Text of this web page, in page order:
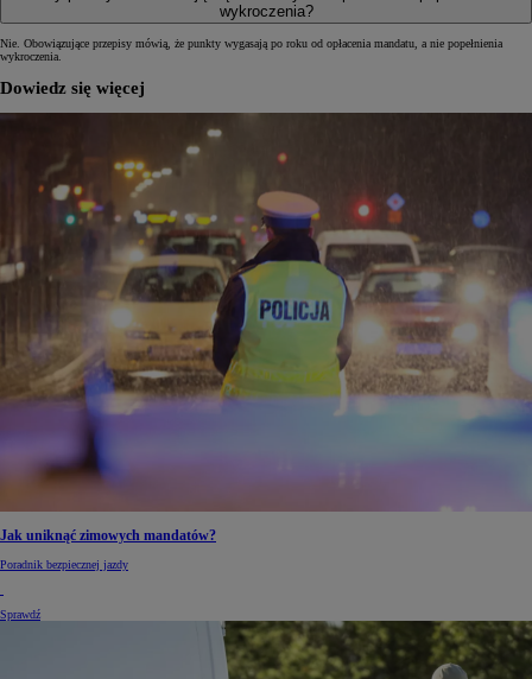
wykroczenia?
Nie. Obowiązujące przepisy mówią, że punkty wygasają po roku od opłacenia mandatu, a nie popełnienia
wykroczenia.
Dowiedz się więcej
Jak uniknąć zimowych mandatów?
Poradnik bezpiecznej jazdy
Sprawdź